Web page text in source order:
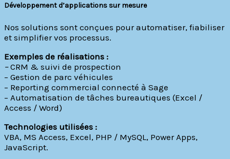
Développement d’applications sur mesure
Nos solutions sont conçues pour automatiser, fiabiliser
et simplifier vos processus.
Exemples de réalisations :
–CRM & suivi de prospection
– Gestion de parc véhicules
– Reporting commercial connecté à Sage
– Automatisation de tâches bureautiques (Excel /
Access / Word)
Technologies utilisées :
VBA, MS Access, Excel, PHP / MySQL, Power Apps,
JavaScript.